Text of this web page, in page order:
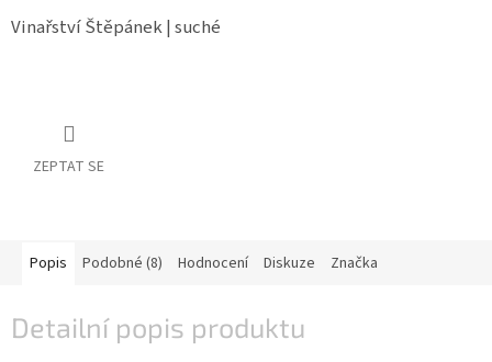
Delikatesy
BiB
Vinařství Štěpánek | suché
ZEPTAT SE
Popis Podobné (8) Hodnocení Diskuze Značka
Detailní popis produktu